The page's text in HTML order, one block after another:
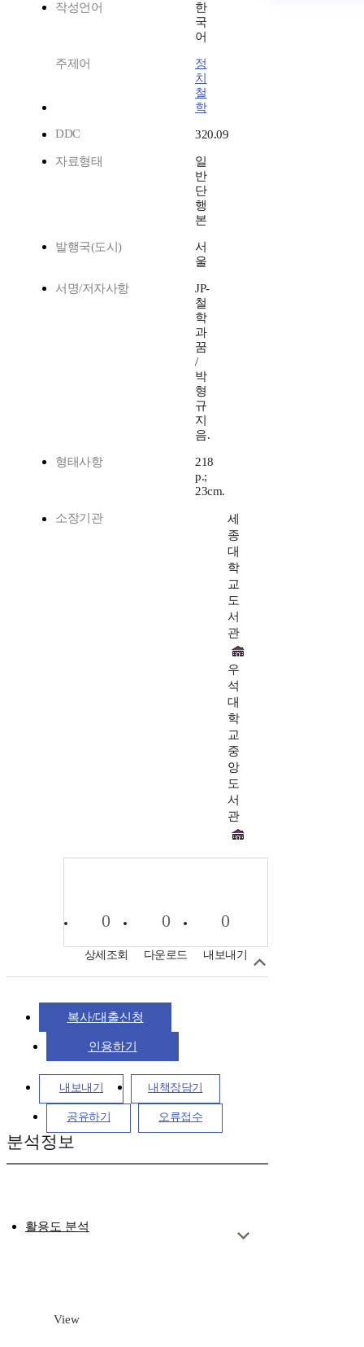
작성언어
한
국
어
주제어
정
치
철
학
DDC
320.09
자료형태
일
반
단
행
본
발행국(도시)
서
울
서명/저자사항
JP-
철
학
과
꿈
/
박
형
규
지
음.
형태사항
218
p.;
23cm.
소장기관
세
종
대
학
교
도
서
관
우
석
대
학
교
중
앙
도
서
관
0
상세조회
0
다운로드
0
내보내기
복사/대출신청
인용하기
내보내기 내책장담기
공유하기 오류접수
분석정보
활용도 분석
View